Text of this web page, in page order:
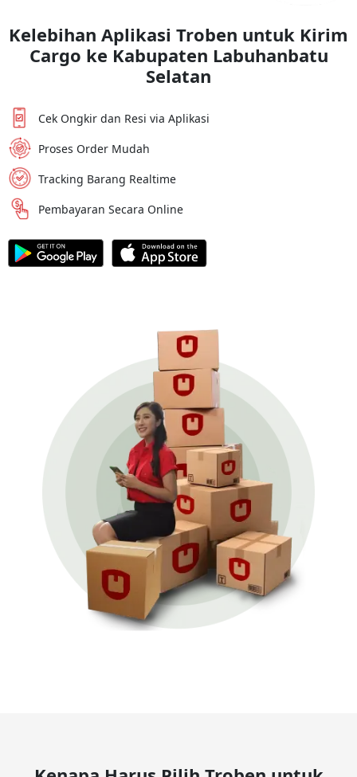
Kelebihan Aplikasi Troben untuk Kirim
Cargo ke Kabupaten Labuhanbatu
Selatan
Cek Ongkir dan Resi via Aplikasi
Proses Order Mudah
Tracking Barang Realtime
Pembayaran Secara Online